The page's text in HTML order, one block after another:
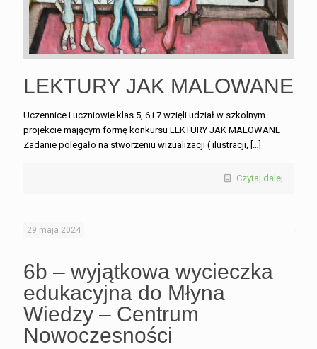
LEKTURY JAK MALOWANE
Uczennice i uczniowie klas 5, 6 i 7 wzięli udział w szkolnym
projekcie mającym formę konkursu LEKTURY JAK MALOWANE
Zadanie polegało na stworzeniu wizualizacji ( ilustracji,
Czytaj dalej
29 maja 2024
6b – wyjątkowa wycieczka
edukacyjna do Młyna
Wiedzy – Centrum
Nowoczesności